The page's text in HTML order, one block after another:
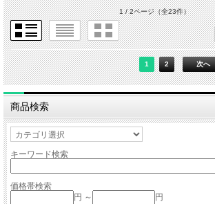
1 / 2ページ（全23件）
1 2 次へ
商品検索
キーワード検索
価格帯検索
円 ～
円